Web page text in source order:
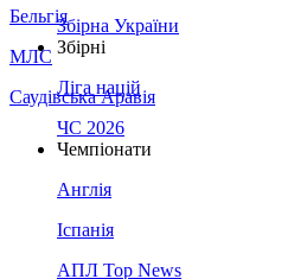
Бельгія
МЛС
Саудівська Аравія
Збірна України
Збірні
Ліга націй
ЧС 2026
Чемпіонати
Англія
Іспанія
АПЛ Top News